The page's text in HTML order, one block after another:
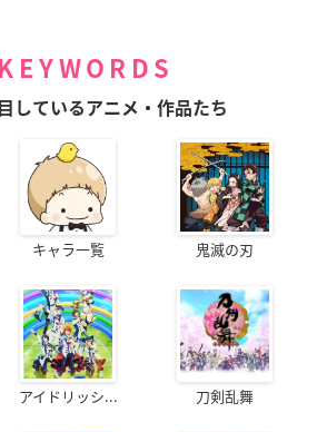
KEYWORDS
しているアニメ・作品たち
キャラ一覧 鬼滅の刃
アイドリッシ... 刀剣乱舞